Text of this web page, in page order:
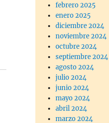
febrero 2025
enero 2025
diciembre 2024
noviembre 2024
octubre 2024
septiembre 2024
agosto 2024
julio 2024
junio 2024
mayo 2024
abril 2024
marzo 2024